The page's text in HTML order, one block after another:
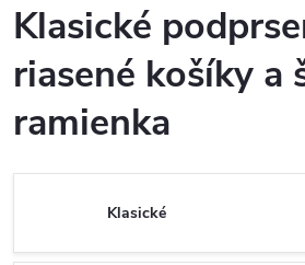
Klasické
riasené košíky a
ramienka
Klasické